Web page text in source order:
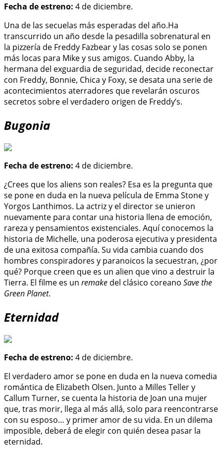
Fecha de estreno: 4 de diciembre.
Una de las secuelas más esperadas del año.Ha
transcurrido un año desde la pesadilla sobrenatural en
la pizzería de Freddy Fazbear y las cosas solo se ponen
más locas para Mike y sus amigos. Cuando Abby, la
hermana del exguardia de seguridad, decide reconectar
con Freddy, Bonnie, Chica y Foxy, se desata una serie de
acontecimientos aterradores que revelarán oscuros
secretos sobre el verdadero origen de Freddy’s.
Bugonia
Fecha de estreno: 4 de diciembre.
¿Crees que los aliens son reales? Esa es la pregunta que
se pone en duda en la nueva película de Emma Stone y
Yorgos Lanthimos. La actriz y el director se unieron
nuevamente para contar una historia llena de emoción,
rareza y pensamientos existenciales. Aquí conocemos la
historia de Michelle, una poderosa ejecutiva y presidenta
de una exitosa compañía. Su vida cambia cuando dos
hombres conspiradores y paranoicos la secuestran, ¿por
qué? Porque creen que es un alien que vino a destruir la
Tierra. El filme es un remake del clásico coreano Save the
Green Planet.
Eternidad
Fecha de estreno: 4 de diciembre.
El verdadero amor se pone en duda en la nueva comedia
romántica de Elizabeth Olsen. Junto a Milles Teller y
Callum Turner, se cuenta la historia de Joan una mujer
que, tras morir, llega al más allá, solo para reencontrarse
con su esposo… y primer amor de su vida. En un dilema
imposible, deberá de elegir con quién desea pasar la
eternidad.